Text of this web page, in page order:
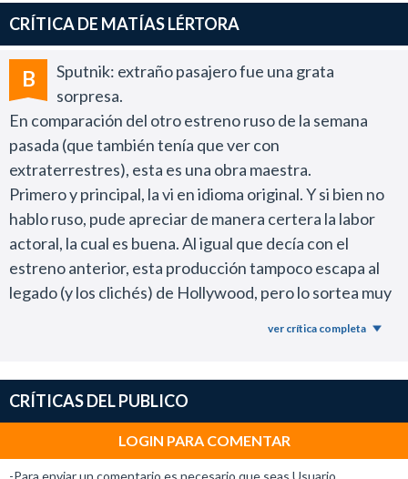
CRÍTICA DE MATÍAS LÉRTORA
B
Sputnik: extraño pasajero fue una grata
sorpresa.
En comparación del otro estreno ruso de la semana
pasada (que también tenía que ver con
extraterrestres), esta es una obra maestra.
Primero y principal, la vi en idioma original. Y si bien no
hablo ruso, pude apreciar de manera certera la labor
actoral, la cual es buena. Al igual que decía con el
estreno anterior, esta producción tampoco escapa al
legado (y los clichés) de Hollywood, pero lo sortea muy
“película de terror” sea exacto porque más bien es un
El alien está muy bien logrado y es fundamental para
que la película funcione ya que el plot es muy simple y
ver crítica completa
CRÍTICAS DEL PUBLICO
LOGIN PARA COMENTAR
-Para enviar un comentario es necesario que seas Usuario